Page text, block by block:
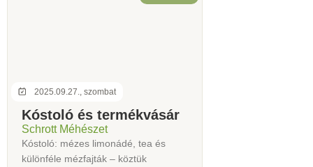
2025.09.27., szombat
Kóstoló és termékvásár
Schrott Méhészet
Kóstoló: mézes limonádé, tea és
különféle mézfajták – köztük